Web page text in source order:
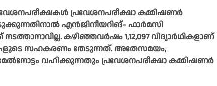
പ്രവേശനപരീക്ഷാ കമ്മിഷണർ
എൻജിനീയറിങ്– ഫാർമസി
കഴിഞ്ഞവർഷം 1,12,097 വിദ്യാർഥികളാണ്
സഹകരണം തേടുന്നത്. അതേസമയം,
വഹിക്കുന്നതും പ്രവേശനപരീക്ഷാ കമ്മിഷണർ